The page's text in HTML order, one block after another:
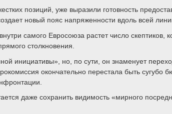
позиций, уже выразили готовность
новый пояс напряженности вдоль всей
самого Евросоюза растет число
столкновения.
инициативы», но, по сути, он знаменует
окончательно перестала быть сугубо
даже сохранить видимость «мирного